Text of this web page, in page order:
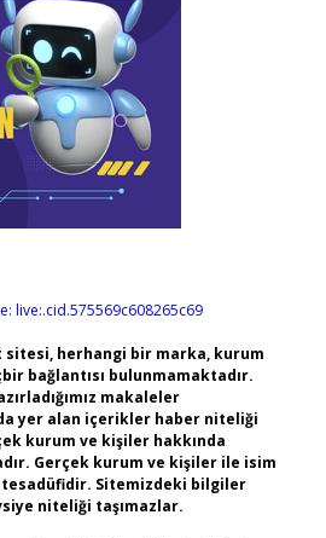
live:.cid.575569c608265c69
sitesi, herhangi bir marka, kurum
bağlantısı bulunmamaktadır.
makaleler
yer alan içerikler haber niteliği
kurum ve kişiler hakkında
Gerçek kurum ve kişiler ile isim
Sitemizdeki bilgiler
niteliği taşımazlar.